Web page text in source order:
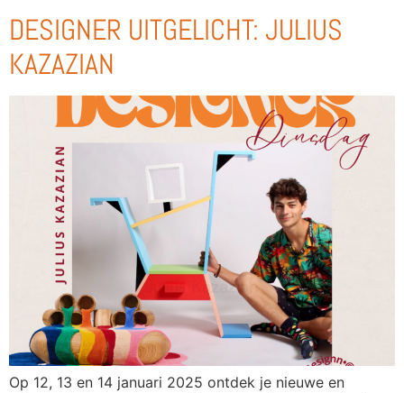
DESIGNER UITGELICHT: JULIUS
KAZAZIAN
Op 12, 13 en 14 januari 2025 ontdek je nieuwe en